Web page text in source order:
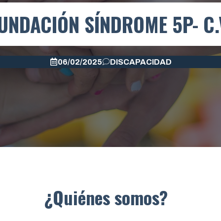
SÍNDROME 5P-
06/02/2025 DISCAPACIDAD
¿Quiénes somos?